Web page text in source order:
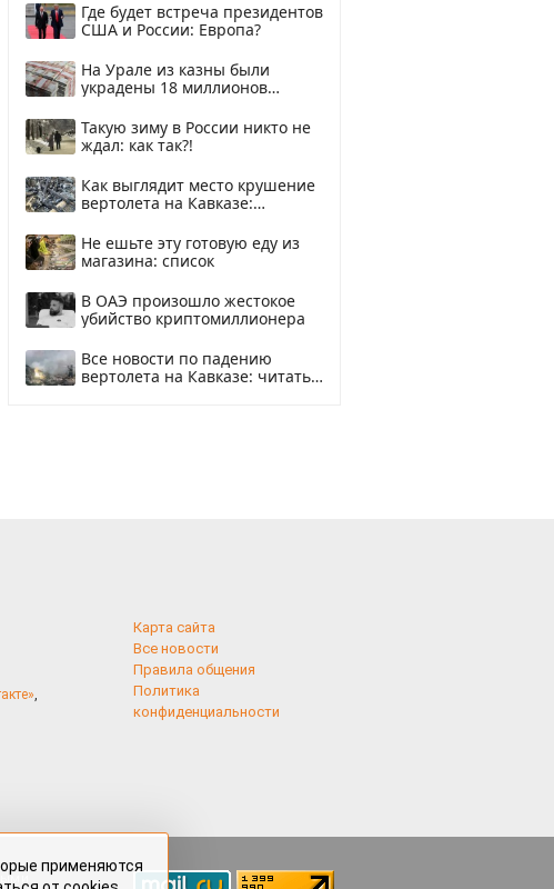
Где будет встреча президентов
США и России: Европа?
На Урале из казны были
украдены 18 миллионов
Такую зиму в России никто не
ждал: как так?!
Как выглядит место крушение
вертолета на Кавказе:
Не ешьте эту готовую еду из
магазина: список
В ОАЭ произошло жестокое
убийство криптомиллионера
Все новости по падению
вертолета на Кавказе: читать
,
Карта сайта
Все новости
Правила общения
Политика
конфиденциальности
применяются